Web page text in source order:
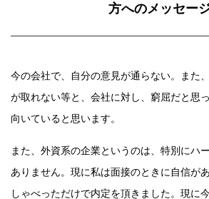
方へのメッセー
今の会社で、自分の意見が通らない。また
が取れない等と、会社に対し、窮屈だと思
向いていると思います。
また、外資系の企業というのは、特別にハ
ありません。現に私は面接のときに自信が
しゃべっただけで内定を頂きました。現に